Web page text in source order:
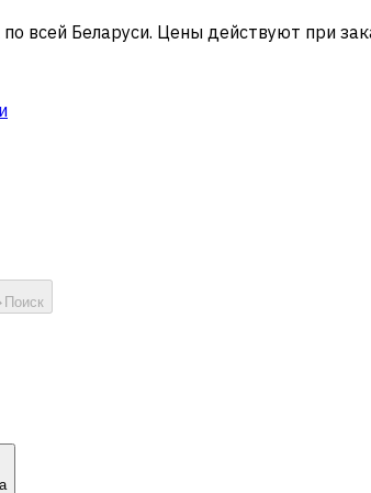
всей Беларуси. Цены действуют при
Поиск